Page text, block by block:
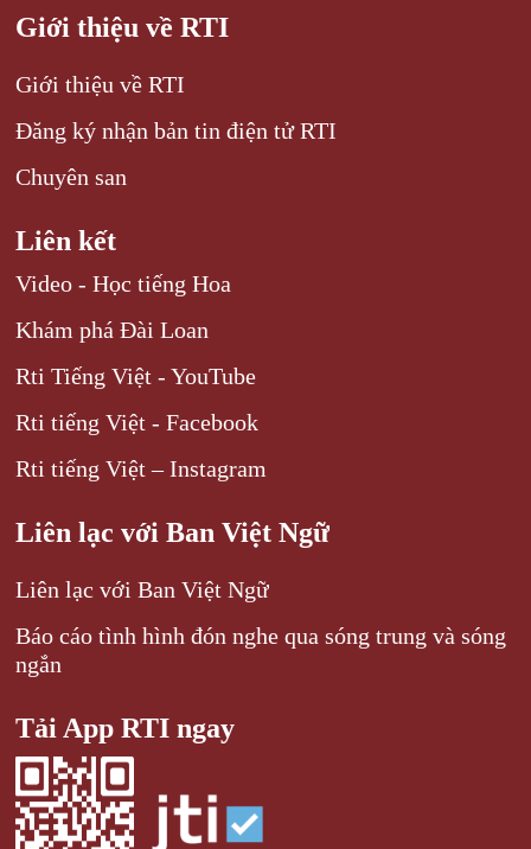
Giới thiệu về RTI
Giới thiệu về RTI
Đăng ký nhận bản tin điện tử RTI
Chuyên san
Liên kết
Video - Học tiếng Hoa
Khám phá Đài Loan
Rti Tiếng Việt - YouTube
Rti tiếng Việt - Facebook
Rti tiếng Việt – Instagram
Liên lạc với Ban Việt Ngữ
Liên lạc với Ban Việt Ngữ
Báo cáo tình hình đón nghe qua sóng trung và sóng
ngắn
Tải App RTI ngay